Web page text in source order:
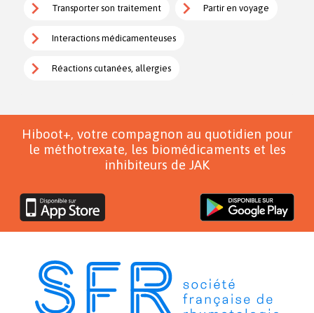
Transporter son traitement Partir en voyage
Interactions médicamenteuses
Réactions cutanées, allergies
Hiboot+, votre compagnon au quotidien pour
le méthotrexate, les biomédicaments et les
inhibiteurs de JAK